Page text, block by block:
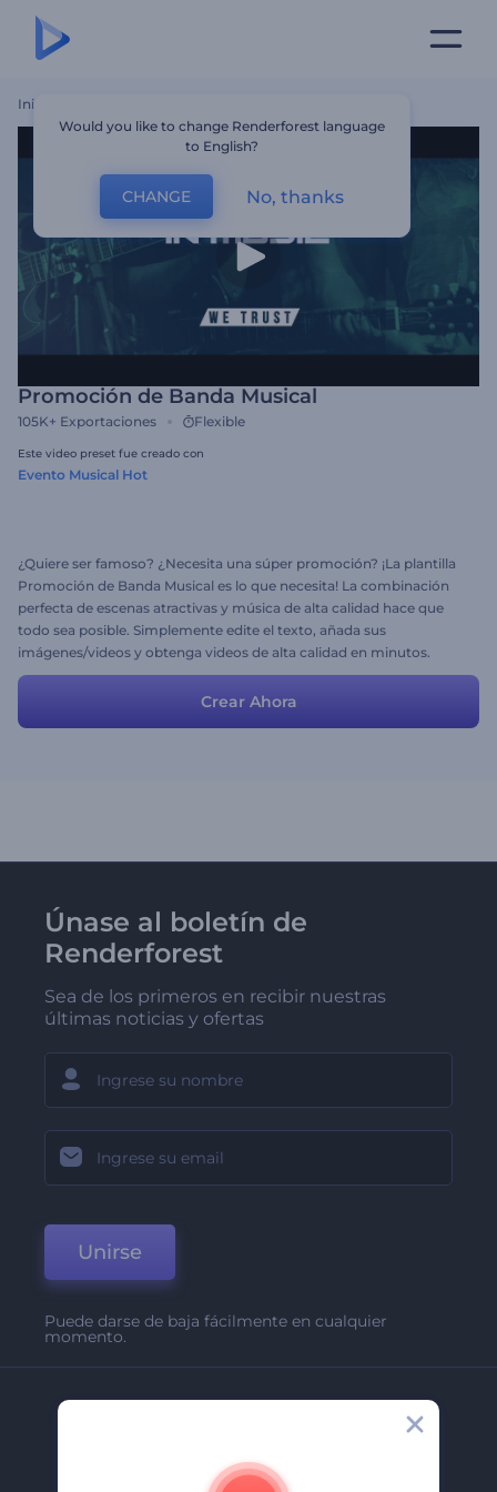
Inicio
Promoción de Banda Musical
105K+ Exportaciones Flexible
Este video preset fue creado con
Evento Musical Hot
¿Quiere ser famoso? ¿Necesita una súper promoción? ¡La plantilla
Promoción de Banda Musical es lo que necesita! La combinación
perfecta de escenas atractivas y música de alta calidad hace que
todo sea posible. Simplemente edite el texto, añada sus
imágenes/videos y obtenga videos de alta calidad en minutos.
¡Pruébela ahora misma y disfrute de la fama!
Crear Ahora
Únase al boletín de
Renderforest
Sea de los primeros en recibir nuestras
últimas noticias y ofertas
Unirse
Puede darse de baja fácilmente en cualquier
momento.
Would you like to change Renderforest language
to English?
CHANGE No, thanks